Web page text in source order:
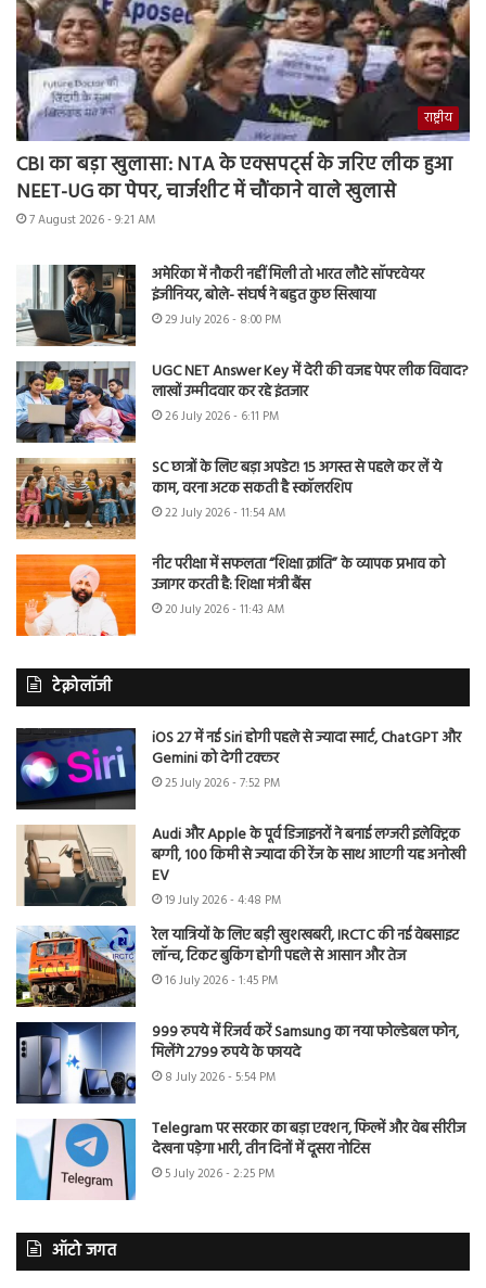
राष्ट्रीय
CBI का बड़ा खुलासा: NTA के एक्सपर्ट्स के जरिए लीक हुआ
NEET-UG का पेपर, चार्जशीट में चौंकाने वाले खुलासे
7 August 2026 - 9:21 AM
अमेरिका में नौकरी नहीं मिली तो भारत लौटे सॉफ्टवेयर
इंजीनियर, बोले- संघर्ष ने बहुत कुछ सिखाया
29 July 2026 - 8:00 PM
UGC NET Answer Key में देरी की वजह पेपर लीक विवाद?
लाखों उम्मीदवार कर रहे इंतजार
26 July 2026 - 6:11 PM
SC छात्रों के लिए बड़ा अपडेट! 15 अगस्त से पहले कर लें ये
काम, वरना अटक सकती है स्कॉलरशिप
22 July 2026 - 11:54 AM
नीट परीक्षा में सफलता “शिक्षा क्रांति” के व्यापक प्रभाव को
उजागर करती है: शिक्षा मंत्री बैंस
20 July 2026 - 11:43 AM
टेक्नोलॉजी
iOS 27 में नई Siri होगी पहले से ज्यादा स्मार्ट, ChatGPT और
Gemini को देगी टक्कर
25 July 2026 - 7:52 PM
Audi और Apple के पूर्व डिजाइनरों ने बनाई लग्जरी इलेक्ट्रिक
बग्गी, 100 किमी से ज्यादा की रेंज के साथ आएगी यह अनोखी
EV
19 July 2026 - 4:48 PM
रेल यात्रियों के लिए बड़ी खुशखबरी, IRCTC की नई वेबसाइट
लॉन्च, टिकट बुकिंग होगी पहले से आसान और तेज
16 July 2026 - 1:45 PM
999 रुपये में रिजर्व करें Samsung का नया फोल्डेबल फोन,
मिलेंगे 2799 रुपये के फायदे
8 July 2026 - 5:54 PM
Telegram पर सरकार का बड़ा एक्शन, फिल्में और वेब सीरीज
देखना पड़ेगा भारी, तीन दिनों में दूसरा नोटिस
5 July 2026 - 2:25 PM
ऑटो जगत